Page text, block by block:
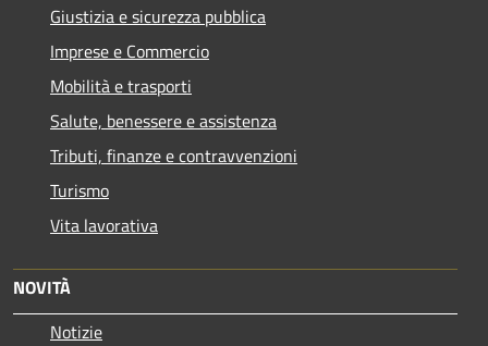
Giustizia e sicurezza pubblica
Imprese e Commercio
Mobilità e trasporti
Salute, benessere e assistenza
Tributi, finanze e contravvenzioni
Turismo
Vita lavorativa
NOVITÀ
Notizie